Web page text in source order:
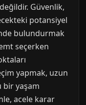
Güvenlik,
potansiyel
bulundurmak
seçerken
yapmak, uzun
bir yaşam
acele karar